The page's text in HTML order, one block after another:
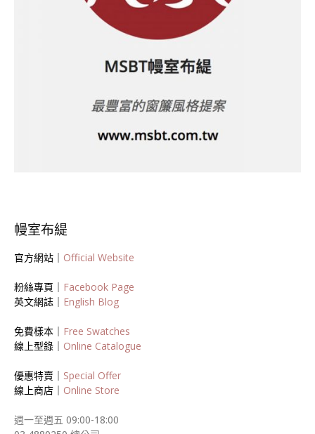
幔室布緹
官方網站｜ Official Website
粉絲專頁｜ Facebook Page
英文網誌｜ English Blog
免費樣本｜ Free Swatches
線上型錄｜ Online Catalogue
優惠特賣｜ Special Offer
線上商店｜ Online Store
週一至週五 09:00-18:00